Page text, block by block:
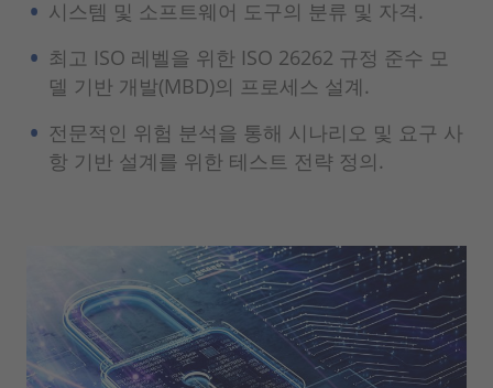
시스템 및 소프트웨어 도구의 분류 및 자격.
최고 ISO 레벨을 위한 ISO 26262 규정 준수 모
델 기반 개발(MBD)의 프로세스 설계.
전문적인 위험 분석을 통해 시나리오 및 요구 사
항 기반 설계를 위한 테스트 전략 정의.